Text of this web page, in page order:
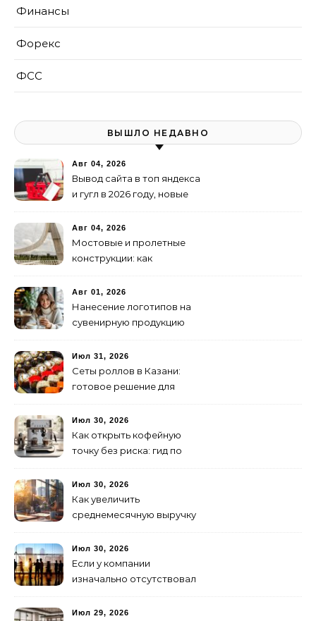
Финансы
Форекс
ФСС
ВЫШЛО НЕДАВНО
Авг 04, 2026
Вывод сайта в топ яндекса
и гугл в 2026 году, новые
Авг 04, 2026
Мостовые и пролетные
конструкции: как
изготовление и поставку
Авг 01, 2026
Нанесение логотипов на
сувенирную продукцию
Июл 31, 2026
Сеты роллов в Казани:
готовое решение для
друзьями
Июл 30, 2026
Как открыть кофейную
точку без риска: гид по
Июл 30, 2026
Как увеличить
среднемесячную выручку
лишних затрат
Июл 30, 2026
Если у компании
изначально отсутствовал
как не утонуть в хаосе
Июл 29, 2026